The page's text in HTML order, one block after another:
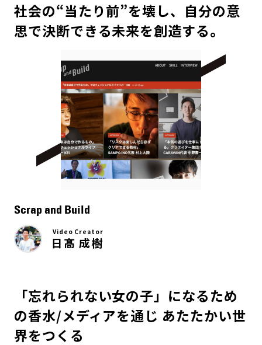
社会の“当たり前”を壊し、自分の意
思で決断できる未来を創造する。
Scrap and Build
Video Creator
日髙 成樹
「忘れられない女の子」になるため
の香水/メディアを通じ あたたかい世
界をつくる